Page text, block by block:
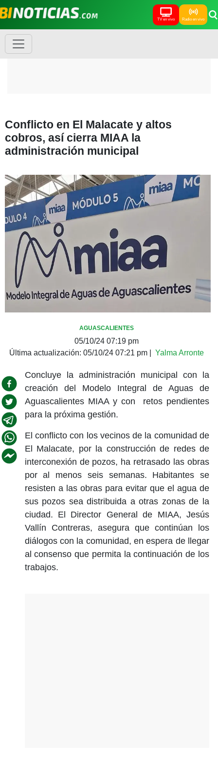
TV en vivo Radio en vivo
Conflicto en El Malacate y altos
cobros, así cierra MIAA la
administración municipal
AGUASCALIENTES
05/10/24 07:19 pm
Última actualización: 05/10/24 07:21 pm Yalma Arronte
Concluye la administración municipal con la
creación del Modelo Integral de Aguas de
Aguascalientes MIAA y con retos pendientes
para la próxima gestión.
El conflicto con los vecinos de la comunidad de
El Malacate, por la construcción de redes de
interconexión de pozos, ha retrasado las obras
por al menos seis semanas. Habitantes se
resisten a las obras para evitar que el agua de
sus pozos sea distribuida a otras zonas de la
ciudad. El Director General de MIAA, Jesús
Vallín Contreras, asegura que continúan los
diálogos con la comunidad, en espera de llegar
al consenso que permita la continuación de los
trabajos.